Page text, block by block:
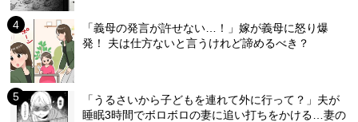
「義母の発言が許せない…！」嫁が義母に怒り爆
発！ 夫は仕方ないと言うけれど諦めるべき？
「うるさいから子どもを連れて外に行って？」夫が
睡眠3時間でボロボロの妻に追い打ちをかける…妻の